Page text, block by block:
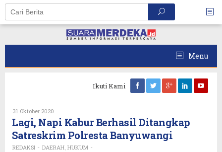
Skip
content
Menu
Ikuti Kami
31 Oktober 2020
REDAKSI
Lagi, Napi Kabur Berhasil Ditangkap
Satreskrim Polresta Banyuwangi
REDAKSI - DAERAH HUKUM -